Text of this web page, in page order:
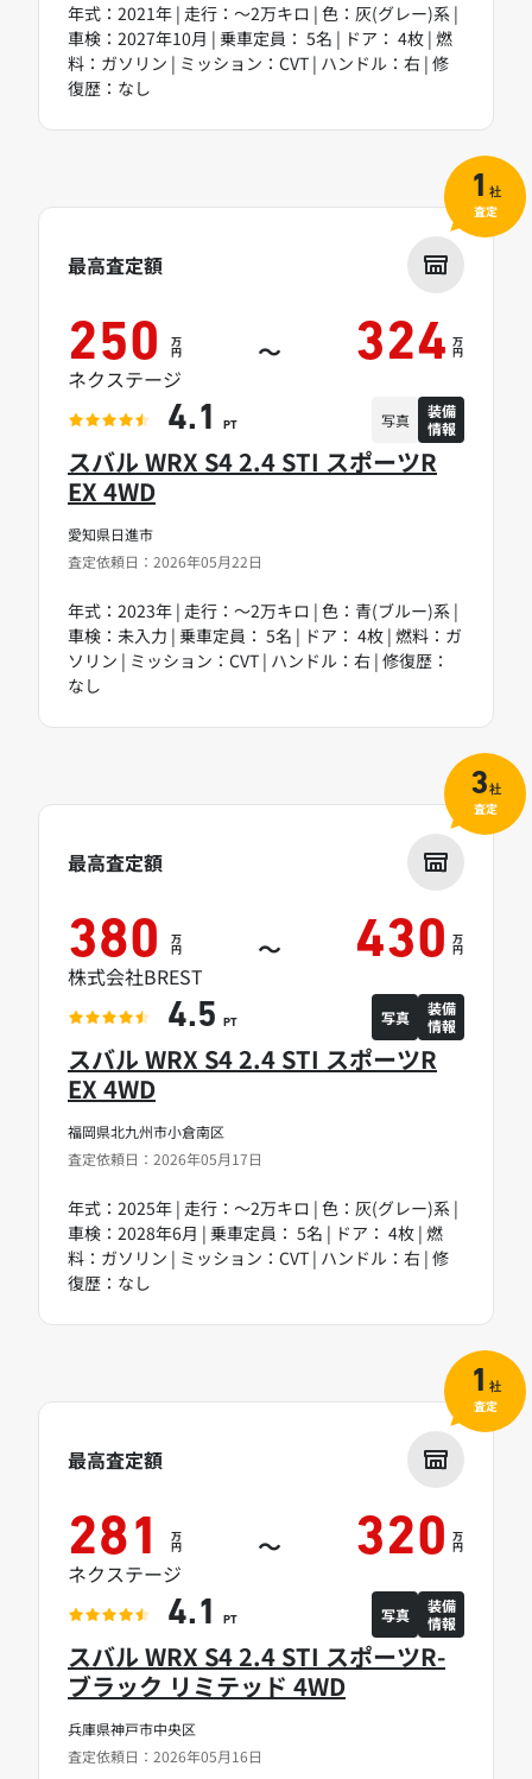
年式：2021年 | 走行：～2万キロ | 色：灰(グレー)系 |
車検：2027年10月 | 乗車定員： 5名 | ドア： 4枚 | 燃
料：ガソリン | ミッション：CVT | ハンドル：右 | 修
復歴：なし
愛知県日進市
査定依頼日：2026年05月22日
スバル WRX S4 2.4 STI スポーツR
EX 4WD
年式：2023年 | 走行：～2万キロ | 色：青(ブルー)系 |
車検：未入力 | 乗車定員： 5名 | ドア： 4枚 | 燃料：ガ
ソリン | ミッション：CVT | ハンドル：右 | 修復歴：
なし
最高査定額
250 万
円 ～ 324 万
円
ネクステージ
4.1 PT 写真
装備
情報
1 社
査定
福岡県北九州市小倉南区
査定依頼日：2026年05月17日
スバル WRX S4 2.4 STI スポーツR
EX 4WD
年式：2025年 | 走行：～2万キロ | 色：灰(グレー)系 |
車検：2028年6月 | 乗車定員： 5名 | ドア： 4枚 | 燃
料：ガソリン | ミッション：CVT | ハンドル：右 | 修
復歴：なし
最高査定額
380 万
円 ～ 430 万
円
株式会社BREST
4.5 PT 写真
装備
情報
3社
査定
兵庫県神戸市中央区
査定依頼日：2026年05月16日
スバル WRX S4 2.4 STI スポーツR-
ブラック リミテッド 4WD
最高査定額
281 万
円 ～ 320 万
円
ネクステージ
4.1 PT 写真
装備
情報
1 社
査定